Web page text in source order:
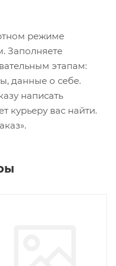
режиме
Заполняете
этапам:
данные о себе.
написать
курьеру вас найти.